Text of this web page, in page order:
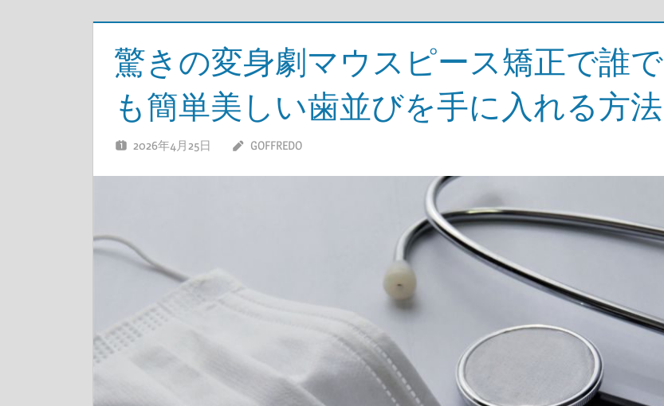
驚きの変身劇マウスピース矯正で誰で
も簡単美しい歯並びを手に入れる方法
2026年4月25日 GOFFREDO